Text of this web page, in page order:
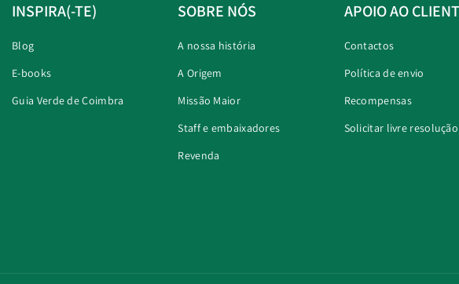
INSPIRA(-TE)
Blog
E-books
Guia Verde de Coimbra
SOBRE NÓS
A nossa história
A Origem
Missão Maior
Staff e embaixadores
Revenda
APOIO AO
Contactos
Política de envio
Recompensas
Solicitar livre resolução